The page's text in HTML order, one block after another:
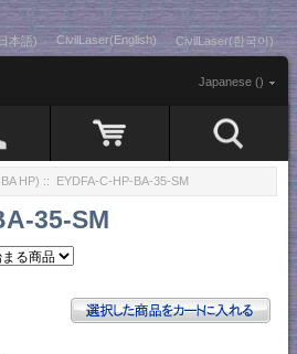
本語) CivilLaser(English) CivilLaser(한국어)
Japanese ()
HP) :: EYDFA-C-HP-BA-35-SM
35-SM